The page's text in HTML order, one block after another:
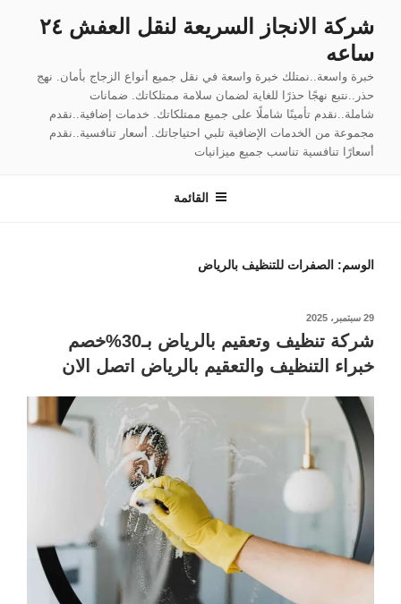
المحتوى
شركة الانجاز السريعة لنقل العفش ٢٤
ساعه
خبرة واسعة..نمتلك خبرة واسعة في نقل جميع أنواع الزجاج بأمان. نهج
حذر..نتبع نهجًا حذرًا للغاية لضمان سلامة ممتلكاتك. ضمانات
شاملة..نقدم تأمينًا شاملًا على جميع ممتلكاتك. خدمات إضافية..نقدم
مجموعة من الخدمات الإضافية تلبي احتياجاتك. أسعار تنافسية..نقدم
أسعارًا تنافسية تناسب جميع ميزانيات
القائمة
الوسم: الصفرات للتنظيف بالرياض
نُشر
29 سبتمبر، 2025
شركة تنظيف وتعقيم بالرياض بـ30%خصم
خبراء التنظيف والتعقيم بالرياض اتصل الان